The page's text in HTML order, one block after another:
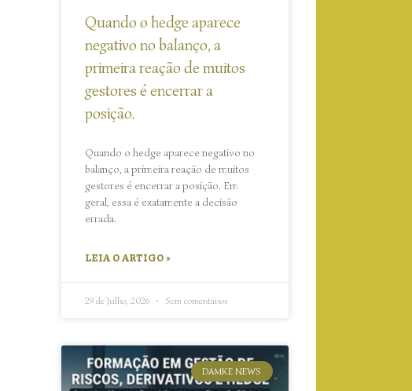
Quando o hedge aparece
negativo no balanço, a
primeira reação de muitos
gestores é encerrar a
posição.
Quando o hedge aparece negativo no
balanço, a primeira reação de muitos
gestores é encerrar a posição. Em
geral, essa é exatamente a decisão
errada.
LEIA O ARTIGO »
29 de Julho, 2026 Sem comentários
DAMKE NEWS